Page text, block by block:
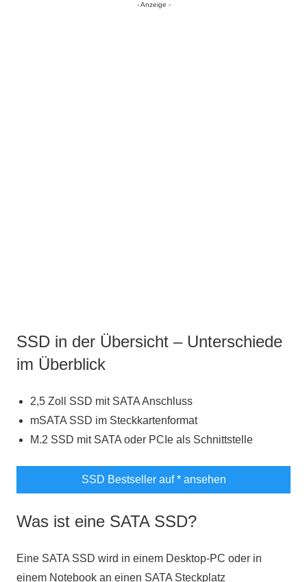
- Anzeige -
SSD in der Übersicht – Unterschiede
im Überblick
2,5 Zoll SSD mit SATA Anschluss
mSATA SSD im Steckkartenformat
M.2 SSD mit SATA oder PCIe als Schnittstelle
SSD Bestseller auf* ansehen
Was ist eine SATA SSD?
Eine SATA SSD wird in einem Desktop-PC oder in
einem Notebook an einen SATA Steckplatz